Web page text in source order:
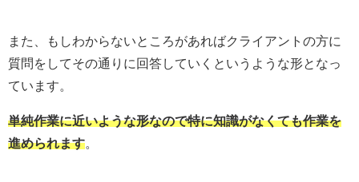
また、もしわからないところがあればクライアントの方に
質問をしてその通りに回答していくというような形となっ
ています。
単純作業に近いような形なので特に知識がなくても作業を
進められます